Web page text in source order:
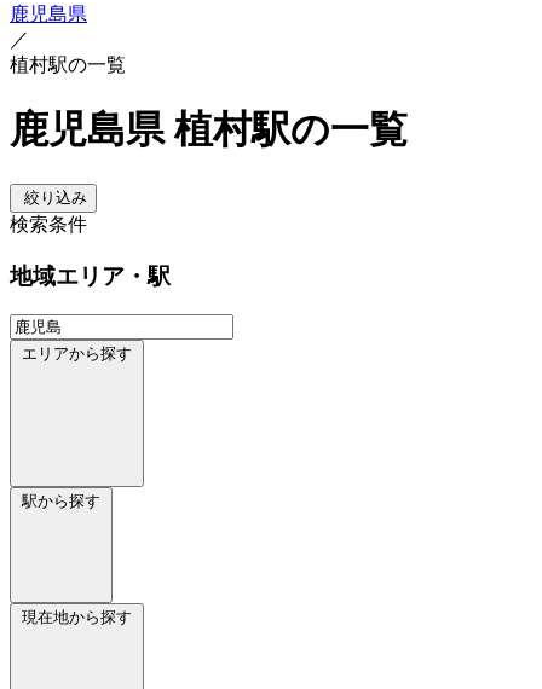
鹿児島県
／
植村駅の一覧
鹿児島県 植村駅の一覧
絞り込み
検索条件
地域エリア・駅
エリアから探す
駅から探す
現在地から探す